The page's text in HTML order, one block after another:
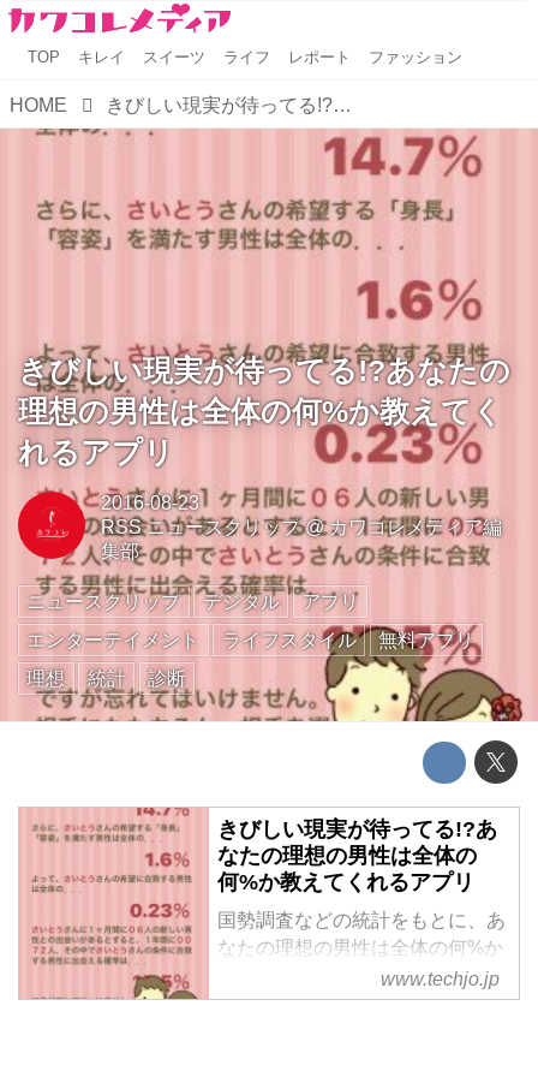
TOP キレイ スイーツ ライフ レポート ファッション
HOME きびしい現実が待ってる!?あなたの理想の男性は全体の何%か教えてくれるアプリ
きびしい現実が待ってる!?あなたの
理想の男性は全体の何%か教えてく
れるアプリ
2016-08-23
RSS ニュースクリップ@カワコレメディア編
集部
ニュースクリップ デジタル
アプリ
エンターテイメント
ライフスタイル
無料アプリ
理想
統計 診断
きびしい現実が待ってる!?あ
なたの理想の男性は全体の
何%か教えてくれるアプリ
国勢調査などの統計をもとに、あ
なたの理想の男性は全体の何%か
を教えてくれるアプリが今回ご紹
介する『理想の男はあならに恋し
www.techjo.jp